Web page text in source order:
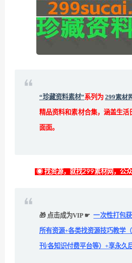
“珍藏资料素材”系列为 299素材
精品资料和素材合集，涵盖生活
面面。
◉ 找资源，就找299素材网，公
🎁 点击成为VIP ☛ 一次性打包
所有资源+各类找资源技巧教学
刊/各知识付费平台等）+享永久